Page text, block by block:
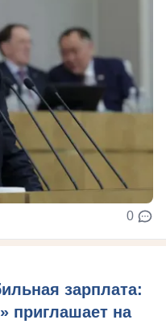
0
зарплата:
приглашает на